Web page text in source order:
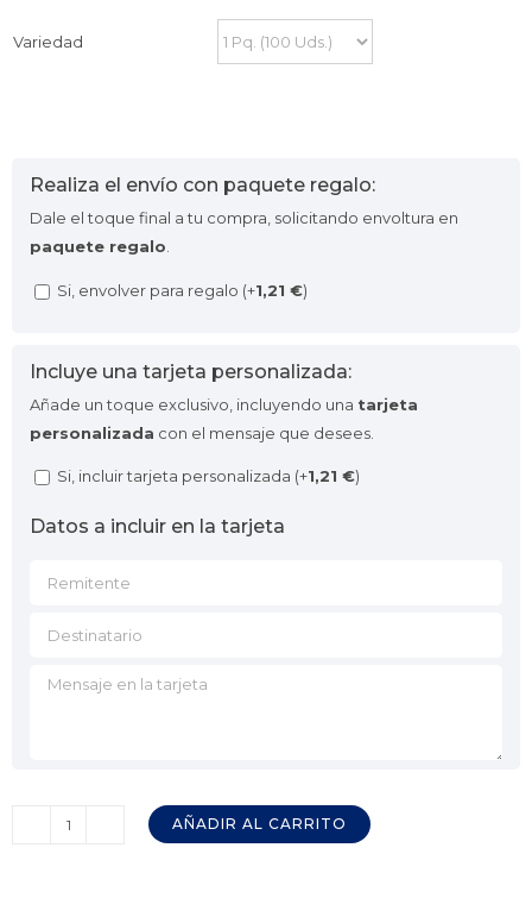
Variedad
Realiza el envío con paquete regalo:
Dale el toque final a tu compra, solicitando envoltura en
paquete regalo
Si, envolver para regalo (+1,21 €)
Incluye una tarjeta personalizada:
Añade un toque exclusivo, incluyendo una tarjeta
personalizada con el mensaje que desees.
Si, incluir tarjeta personalizada (+1,21 €)
Datos a incluir en la tarjeta
AÑADIR AL CARRITO